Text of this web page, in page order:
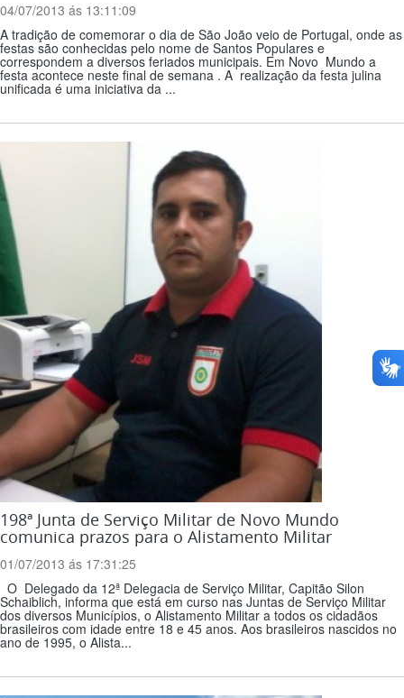
04/07/2013 ás 13:11:09
A tradição de comemorar o dia de São João veio de Portugal, onde as
festas são conhecidas pelo nome de Santos Populares e
correspondem a diversos feriados municipais. Em Novo Mundo a
festa acontece neste final de semana . A realização da festa julina
unificada é uma iniciativa da ...
198ª Junta de Serviço Militar de Novo Mundo
comunica prazos para o Alistamento Militar
01/07/2013 ás 17:31:25
O Delegado da 12ª Delegacia de Serviço Militar, Capitão Silon
Schaiblich, informa que está em curso nas Juntas de Serviço Militar
dos diversos Municípios, o Alistamento Militar a todos os cidadãos
brasileiros com idade entre 18 e 45 anos. Aos brasileiros nascidos no
ano de 1995, o Alista...